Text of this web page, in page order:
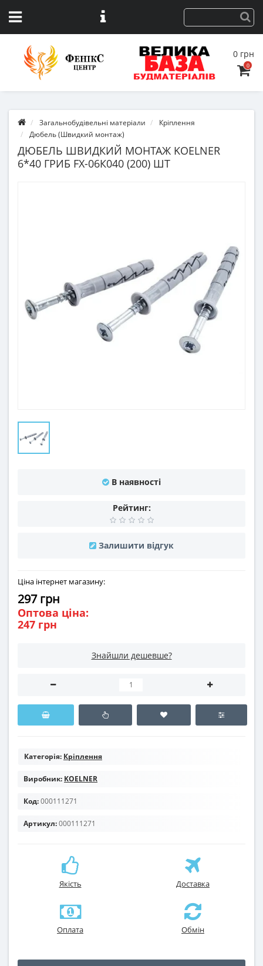
0 грн
0
Загальнобудівельні матеріали
Кріплення
Дюбель (Швидкий монтаж)
ДЮБЕЛЬ ШВИДКИЙ МОНТАЖ KOELNER
6*40 ГРИБ FX-06К040 (200) ШТ
В наявності
Рейтинг:
Залишити відгук
Ціна інтернет магазину:
297 грн
Оптова ціна:
247 грн
Знайшли дешевше?
Категорія: Кріплення
Виробник: KOELNER
Код:000111271
Артикул:000111271
Якість Доставка
Оплата Обмін